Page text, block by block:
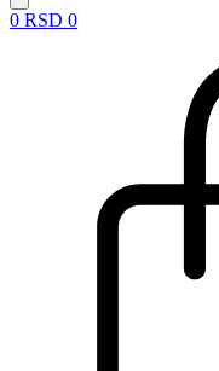
0 RSD 0